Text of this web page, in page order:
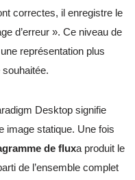
correctes, il enregistre le
d’erreur ». Ce niveau de
représentation plus
Desktop signifie
image statique. Une fois
de fluxa produit le
de l’ensemble complet